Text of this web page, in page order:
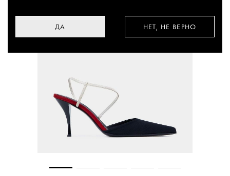
ДА НЕТ, НЕ ВЕРНО